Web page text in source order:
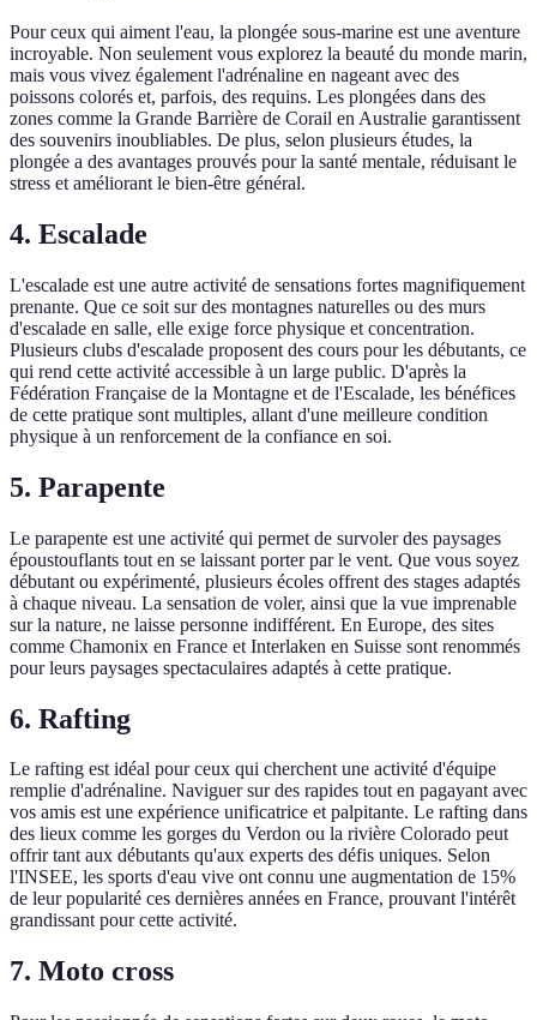
Pour ceux qui aiment l'eau, la plongée sous-marine est une aventure
incroyable. Non seulement vous explorez la beauté du monde marin,
mais vous vivez également l'adrénaline en nageant avec des
poissons colorés et, parfois, des requins. Les plongées dans des
zones comme la Grande Barrière de Corail en Australie garantissent
des souvenirs inoubliables. De plus, selon plusieurs études, la
plongée a des avantages prouvés pour la santé mentale, réduisant le
stress et améliorant le bien-être général.
4. Escalade
L'escalade est une autre activité de sensations fortes magnifiquement
prenante. Que ce soit sur des montagnes naturelles ou des murs
d'escalade en salle, elle exige force physique et concentration.
Plusieurs clubs d'escalade proposent des cours pour les débutants, ce
qui rend cette activité accessible à un large public. D'après la
Fédération Française de la Montagne et de l'Escalade, les bénéfices
de cette pratique sont multiples, allant d'une meilleure condition
physique à un renforcement de la confiance en soi.
5. Parapente
Le parapente est une activité qui permet de survoler des paysages
époustouflants tout en se laissant porter par le vent. Que vous soyez
débutant ou expérimenté, plusieurs écoles offrent des stages adaptés
à chaque niveau. La sensation de voler, ainsi que la vue imprenable
sur la nature, ne laisse personne indifférent. En Europe, des sites
comme Chamonix en France et Interlaken en Suisse sont renommés
pour leurs paysages spectaculaires adaptés à cette pratique.
6. Rafting
Le rafting est idéal pour ceux qui cherchent une activité d'équipe
remplie d'adrénaline. Naviguer sur des rapides tout en pagayant avec
vos amis est une expérience unificatrice et palpitante. Le rafting dans
des lieux comme les gorges du Verdon ou la rivière Colorado peut
offrir tant aux débutants qu'aux experts des défis uniques. Selon
l'INSEE, les sports d'eau vive ont connu une augmentation de 15%
de leur popularité ces dernières années en France, prouvant l'intérêt
grandissant pour cette activité.
7. Moto cross